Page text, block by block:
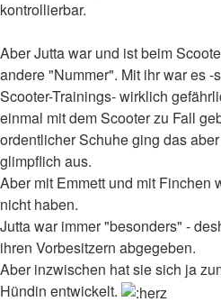
kontrollierbar.
Aber Jutta war und ist beim
andere "Nummer". Mit ihr war es
Scooter-Trainings- wirklich
einmal mit dem Scooter zu Fall
ordentlicher Schuhe ging das
glimpflich aus.
Aber mit Emmett und mit Finchen
nicht haben.
Jutta war immer "besonders" -
ihren Vorbesitzern abgegeben.
Aber inzwischen hat sie sich ja
Hündin entwickelt.